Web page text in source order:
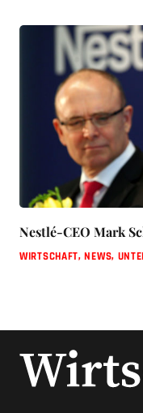
Nestlé-CEO Mark
WIRTSCHAFT,NEWS,